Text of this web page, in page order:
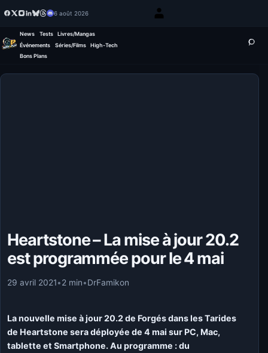
6 août 2026
News Tests
Livres/Mangas
Événements
Séries/Films
High-Tech
Bons Plans
Heartstone – La mise à jour 20.2
est programmée pour le 4 mai
29 avril 2021•2 min•DrFamikon
La nouvelle mise à jour 20.2 de Forgés dans les Tarides
de Heartstone sera déployée de 4 mai sur PC, Mac,
tablette et Smartphone. Au programme : du